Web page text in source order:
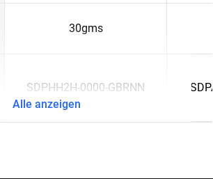
30gms
SDPHH2H-0000-GBRNN
Alle anzeigen